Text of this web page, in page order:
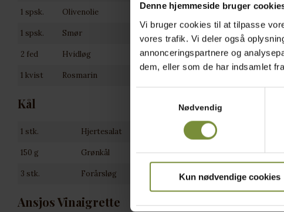
Denne hjemmeside bruger
Vi bruger cookies til at tilpasse
vores trafik. Vi deler også
annonceringspartnere og
dem, eller som de har indsamlet
Nødvendig
Kun nødvendige cookies
1 spsk. Olivenolie
1 spsk. Smør
2 fed Hvidløg
1 kvist Rosmarin
Kål
1 stk. Hjertesalat
150 g Grønkål
3 stk. Forårsløg
Ansjos Vinaigrette
Lad
Pil
Snit
Hæld